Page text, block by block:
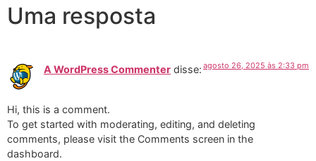
Uma resposta
A WordPress Commenter disse: agosto 26, 2025 às 2:33 pm
Hi, this is a comment.
To get started with moderating, editing, and deleting
comments, please visit the Comments screen in the
dashboard.